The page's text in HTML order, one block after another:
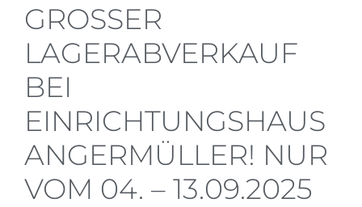
GROSSER L
AGERABVERKAUF B
EI E
INRICHTUNGSHAUS A
NGERMÜLLER! NUR V
OM 04. – 13.09.2025